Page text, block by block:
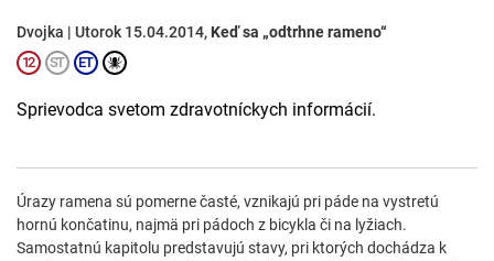
Dvojka | Utorok 15.04.2014, Keď sa „odtrhne rameno“
Sprievodca svetom zdravotníckych informácií.
Úrazy ramena sú pomerne časté, vznikajú pri páde na vystretú
hornú končatinu, najmä pri pádoch z bicykla či na lyžiach.
Samostatnú kapitolu predstavujú stavy, pri ktorých dochádza k